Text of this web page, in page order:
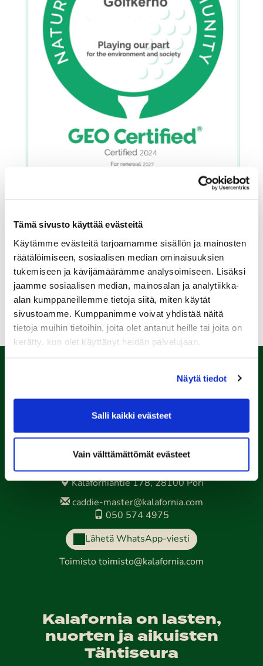
Tämä sivusto käyttää evästeitä
Käytämme evästeitä tarjoamamme sisällön ja mainosten
räätälöimiseen, sosiaalisen median ominaisuuksien
tukemiseen ja kävijämäärämme analysoimiseen. Lisäksi
jaamme sosiaalisen median, mainosalan ja analytiikka-
alan kumppaneillemme tietoja siitä, miten käytät
sivustoamme. Kumppanimme voivat yhdistää näitä
tietoja muihin tietoihin, joita olet antanut heille tai joita on
kerätty, kun olet käyttänyt heidän palvelujaan.
Näytä tiedot
Salli kaikki evästeet
Vain välttämättömät evästeet
lue lisää hakuprosessista täältä
Porin Golfkerho ry
Kalaforniantie 178, 28100 Pori
caddie-master@kalafornia.com
050 574 4975
Lähetä WhatsApp-viesti
Toimisto toimisto@kalafornia.com
Kalafornia on lasten,
nuorten ja aikuisten
Tähtiseura